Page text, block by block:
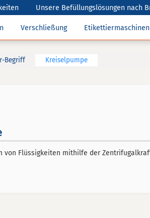
Unsere Befüllungslösungen nach
Verschließung Etikettiermaschinen
Begriff Kreiselpumpe
von Flüssigkeiten mithilfe der